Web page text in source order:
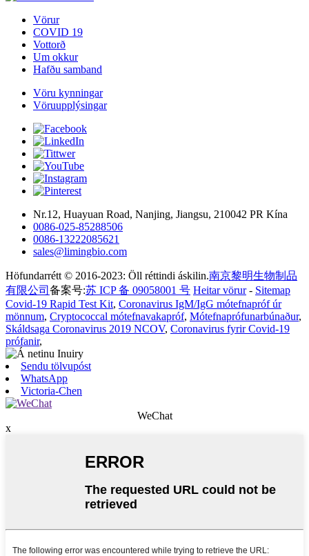
Vörur
COVID 19
Vottorð
Um okkur
Hafðu samband
Vöru kynningar
Vöruupplýsingar
Nr.12, Huayuan Road, Nanjing, Jiangsu, 210042 PR Kína
0086-025-85288506
0086-13222085621
sales@limingbio.com
Höfundarrétt © 2016-2023: Öll réttindi áskilin.南京黎明生物制品
有限公司 备案号:苏 ICP 备 09058001 号 Heitar vörur- Sitemap
Covid-19 Rapid Test Kit, Coronavirus IgM/IgG mótefnapróf úr
mönnum, Cryptococcal mótefnavakapróf, Mótefnaprófunarbúnaður,
Skáldsaga Coronavirus 2019 NCOV, Coronavirus fyrir Covid-19
prófanir,
Sendu tölvupóst
WhatsApp
Victoria-Chen
WeChat
x